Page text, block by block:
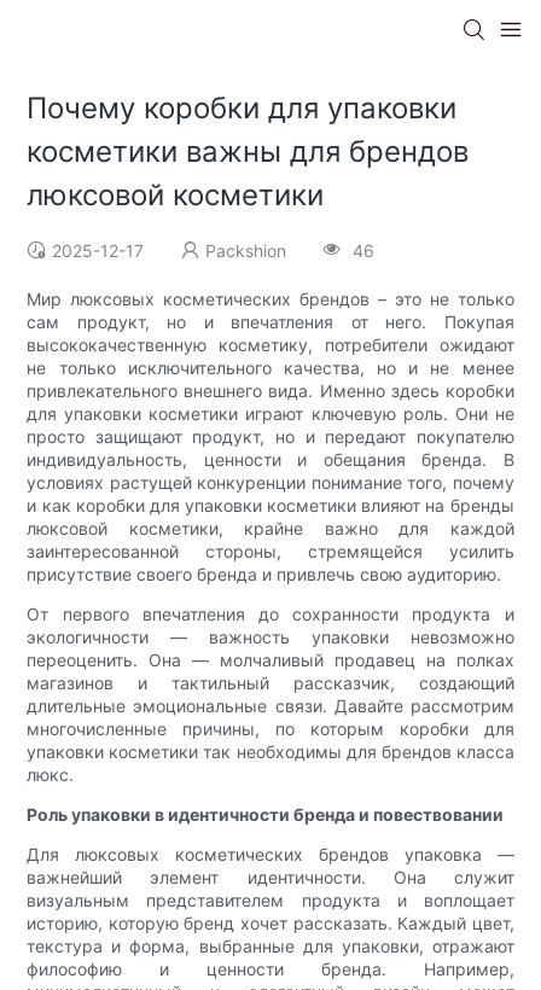
Почему коробки для упаковки
косметики важны для брендов
люксовой косметики
2025-12-17 Packshion 46
Мир люксовых косметических брендов – это не только
сам продукт, но и впечатления от него. Покупая
высококачественную косметику, потребители ожидают
не только исключительного качества, но и не менее
привлекательного внешнего вида. Именно здесь коробки
для упаковки косметики играют ключевую роль. Они не
просто защищают продукт, но и передают покупателю
индивидуальность, ценности и обещания бренда. В
условиях растущей конкуренции понимание того, почему
и как коробки для упаковки косметики влияют на бренды
люксовой косметики, крайне важно для каждой
заинтересованной стороны, стремящейся усилить
присутствие своего бренда и привлечь свою аудиторию.
От первого впечатления до сохранности продукта и
экологичности — важность упаковки невозможно
переоценить. Она — молчаливый продавец на полках
магазинов и тактильный рассказчик, создающий
длительные эмоциональные связи. Давайте рассмотрим
многочисленные причины, по которым коробки для
упаковки косметики так необходимы для брендов класса
люкс.
Роль упаковки в идентичности бренда и повествовании
Для люксовых косметических брендов упаковка —
важнейший элемент идентичности. Она служит
визуальным представителем продукта и воплощает
историю, которую бренд хочет рассказать. Каждый цвет,
текстура и форма, выбранные для упаковки, отражают
философию и ценности бренда. Например,